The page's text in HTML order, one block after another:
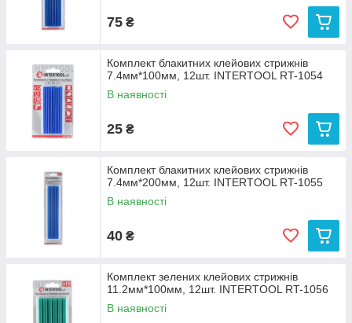
75 ₴
Комплект блакитних клейових стрижнів
7.4мм*100мм, 12шт. INTERTOOL RT-1054
В наявності
25 ₴
Комплект блакитних клейових стрижнів
7.4мм*200мм, 12шт. INTERTOOL RT-1055
В наявності
40 ₴
Комплект зелених клейових стрижнів
11.2мм*100мм, 12шт. INTERTOOL RT-1056
В наявності